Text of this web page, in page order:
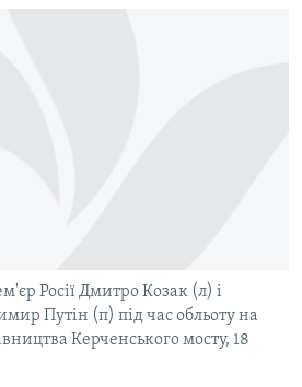
Росії Дмитро Козак (л) і
Путін (п) під час обльоту на
Керченського мосту, 18